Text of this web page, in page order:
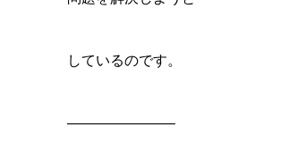
しているのです。
———————–